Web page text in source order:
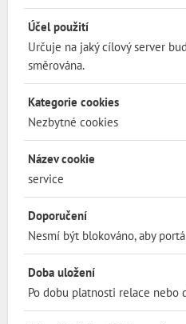
Účel použití
Určuje na jaký cílový server
směrována.
Kategorie cookies
Nezbytné cookies
Název cookie
service
Doporučení
Nesmí být blokováno, aby
Doba uložení
Po dobu platnosti relace nebo